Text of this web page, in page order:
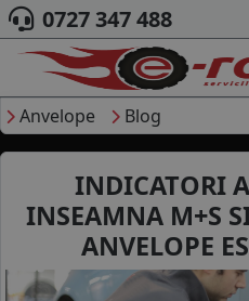
ACASA
DESPRE NOI
ANVELOPE
CAMION
MOTO
CAUTARE
0727 347 488
Anvelope Blog
INDICATORI
INSEAMNA M+S
ANVELOPE